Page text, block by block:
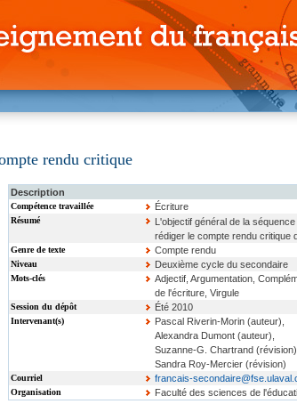
rendu critique
Description
Compétence travaillée Écriture
Résumé L'objectif général de la
rédiger le compte rendu critique
Genre de texte Compte rendu
Niveau Deuxième cycle du secondaire
Mots-clés
Adjectif, Argumentation,
de l'écriture, Virgule
Session du dépôt Été 2010
Intervenant(s)
Pascal Riverin-Morin (auteur),
Alexandra Dumont (auteur),
Suzanne-G. Chartrand (révision),
Sandra Roy-Mercier (révision)
Courriel francais-
Organisation Faculté des sciences de